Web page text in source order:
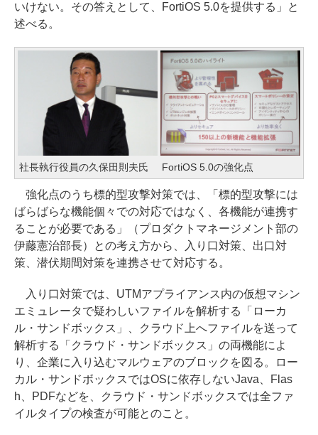
いけない。その答えとして、FortiOS 5.0を提供する」と
述べる。
社長執行役員の久保田則夫氏 FortiOS 5.0の強化点
強化点のうち標的型攻撃対策では、「標的型攻撃には
ばらばらな機能個々での対応ではなく、各機能が連携す
ることが必要である」（プロダクトマネージメント部の
伊藤憲治部長）との考え方から、入り口対策、出口対
策、潜伏期間対策を連携させて対応する。
入り口対策では、UTMアプライアンス内の仮想マシン
エミュレータで疑わしいファイルを解析する「ローカ
ル・サンドボックス」、クラウド上へファイルを送って
解析する「クラウド・サンドボックス」の両機能によ
り、企業に入り込むマルウェアのブロックを図る。ロー
カル・サンドボックスではOSに依存しないJava、Flas
h、PDFなどを、クラウド・サンドボックスでは全ファ
イルタイプの検査が可能とのこと。